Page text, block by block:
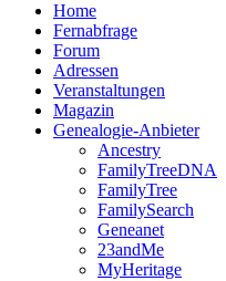
Home
Fernabfrage
Forum
Adressen
Veranstaltungen
Magazin
Genealogie-Anbieter
Ancestry
FamilyTreeDNA
FamilyTree
FamilySearch
Geneanet
23andMe
MyHeritage